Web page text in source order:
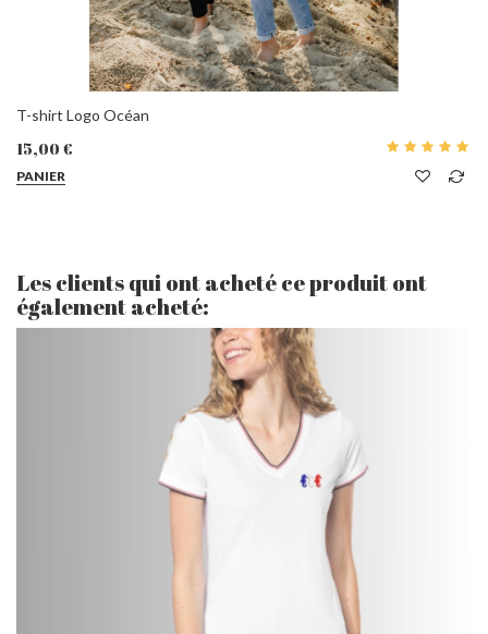
T-shirt Logo Océan
15,00 €
PANIER
Les clients qui ont acheté ce produit ont
également acheté: